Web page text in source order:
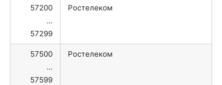
57200
…
57299
Ростелеком
57500
…
57599
Ростелеком